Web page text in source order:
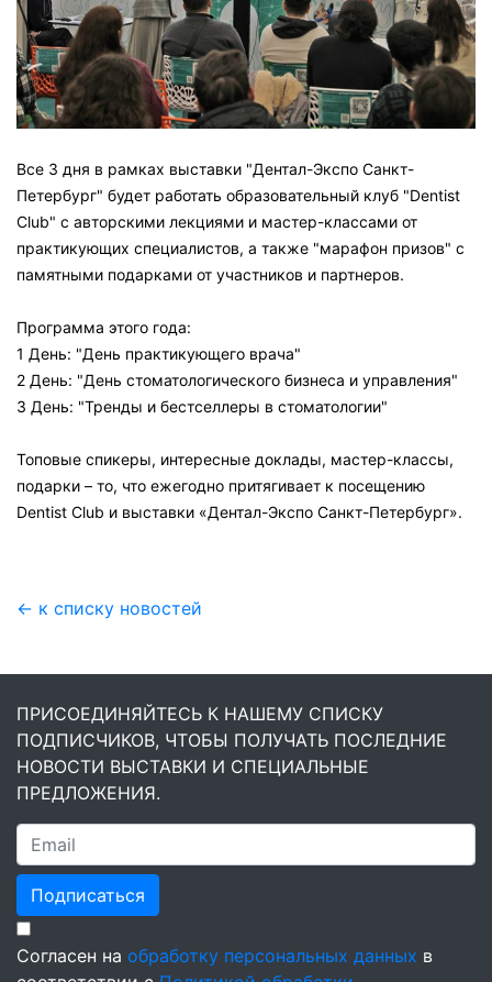
Все 3 дня в рамках выставки "Дентал-Экспо Санкт-
Петербург" будет работать образовательный клуб "Dentist
Club" с авторскими лекциями и мастер-классами от
практикующих специалистов, а также "марафон призов" с
памятными подарками от участников и партнеров.
Программа этого года:
1 День: "День практикующего врача"
2 День: "День стоматологического бизнеса и управления"
3 День: "Тренды и бестселлеры в стоматологии"
Топовые спикеры, интересные доклады, мастер-классы,
подарки – то, что ежегодно притягивает к посещению
Dentist Club и выставки «Дентал-Экспо Санкт-Петербург».
← к списку новостей
ПРИСОЕДИНЯЙТЕСЬ К НАШЕМУ СПИСКУ
ПОДПИСЧИКОВ, ЧТОБЫ ПОЛУЧАТЬ ПОСЛЕДНИЕ
НОВОСТИ ВЫСТАВКИ И СПЕЦИАЛЬНЫЕ
ПРЕДЛОЖЕНИЯ.
Подписаться
Согласен на обработку персональных данных в